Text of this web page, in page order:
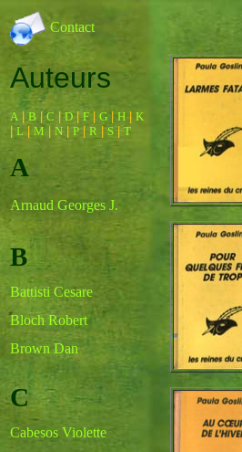
Contact
Auteurs
A B |C D| F G|H
K
L M| N P| R | S| T
A
Arnaud Georges J.
B
Battisti Cesare
Bloch Robert
Brown Dan
C
Cabesos Violette